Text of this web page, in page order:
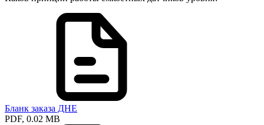
Бланк заказа ДНЕ
PDF, 0.02 MB